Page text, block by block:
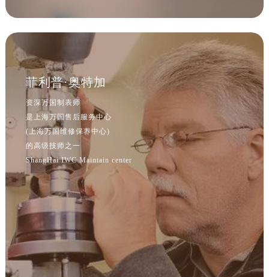
菲利普·奥特加
资深万国制表师
是上海万国售后服务中心
(上海万国维修保养中心)
的高级技师之一
ShangHai IWC Maintain center